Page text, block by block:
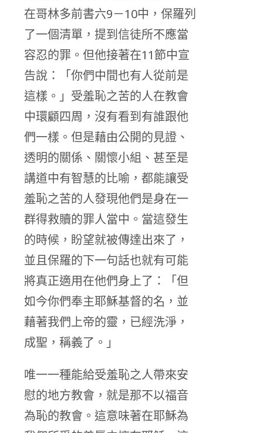
在哥林多前書六9－10中，保羅列
了一個清單，提到信徒所不應當
容忍的罪。但他接著在11節中宣
告說：「你們中間也有人從前是
這樣。」受羞恥之苦的人在教會
中環顧四周，沒有看到有誰跟他
們一樣。但是藉由公開的見證、
透明的關係、關懷小組、甚至是
講道中有智慧的比喻，都能讓受
羞恥之苦的人發現他們是身在一
群得救贖的罪人當中。當這發生
的時候，盼望就被傳達出來了，
並且保羅的下一句話也就有可能
將真正適用在他們身上了：「但
如今你們奉主耶穌基督的名，並
藉著我們上帝的靈，已經洗淨，
成聖，稱義了。」
唯一一種能給受羞恥之人帶來安
慰的地方教會，就是那不以福音
為恥的教會。這意味著在耶穌為